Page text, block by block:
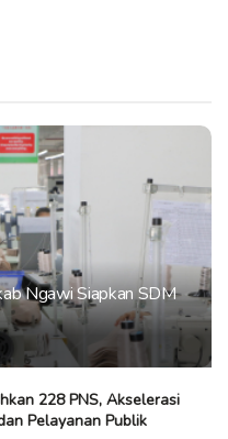
Ngawi Siapkan SDM
228 PNS, Akselerasi
Pelayanan Publik